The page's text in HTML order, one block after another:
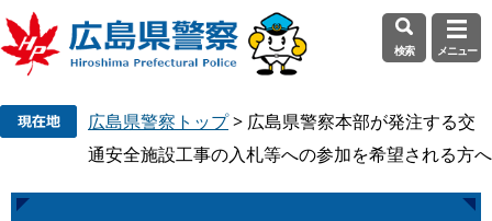
先
を
検索 メニュー
広島県警察トップ> 広島県警察本部が発注する交
通安全施設工事の入札等への参加を希望される方へ